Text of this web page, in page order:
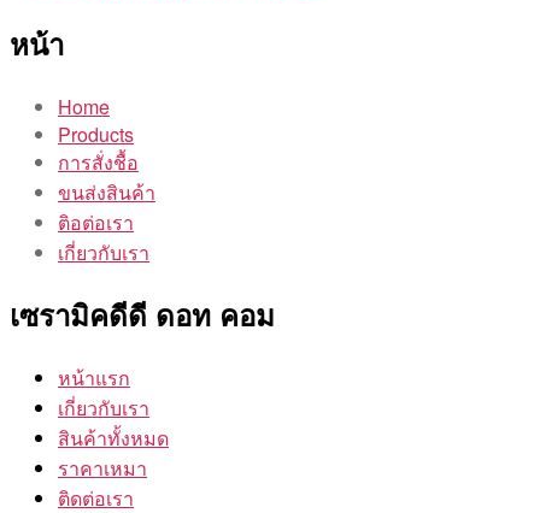
หน้า
Home
Products
การสั่งชื้อ
ขนส่งสินค้า
ติอต่อเรา
เกี่ยวกับเรา
เซรามิคดีดี ดอท คอม
หน้าแรก
เกี่ยวกับเรา
สินค้าทั้งหมด
ราคาเหมา
ติดต่อเรา